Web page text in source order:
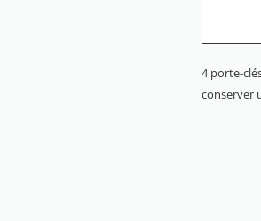
4 porte-
conserver